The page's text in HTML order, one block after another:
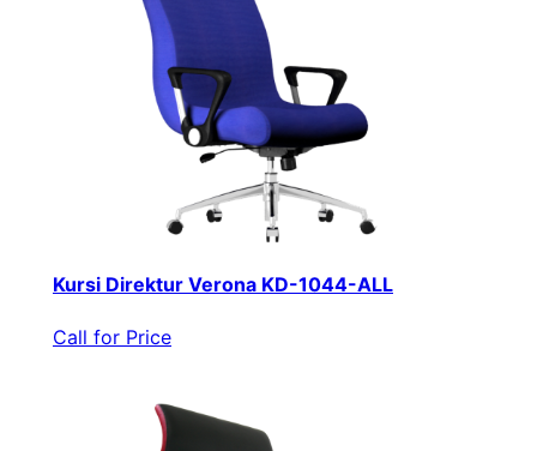
Kursi Direktur Verona KD-1044-ALL
Call for Price